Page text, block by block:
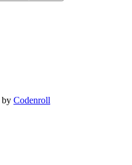
by Codenroll